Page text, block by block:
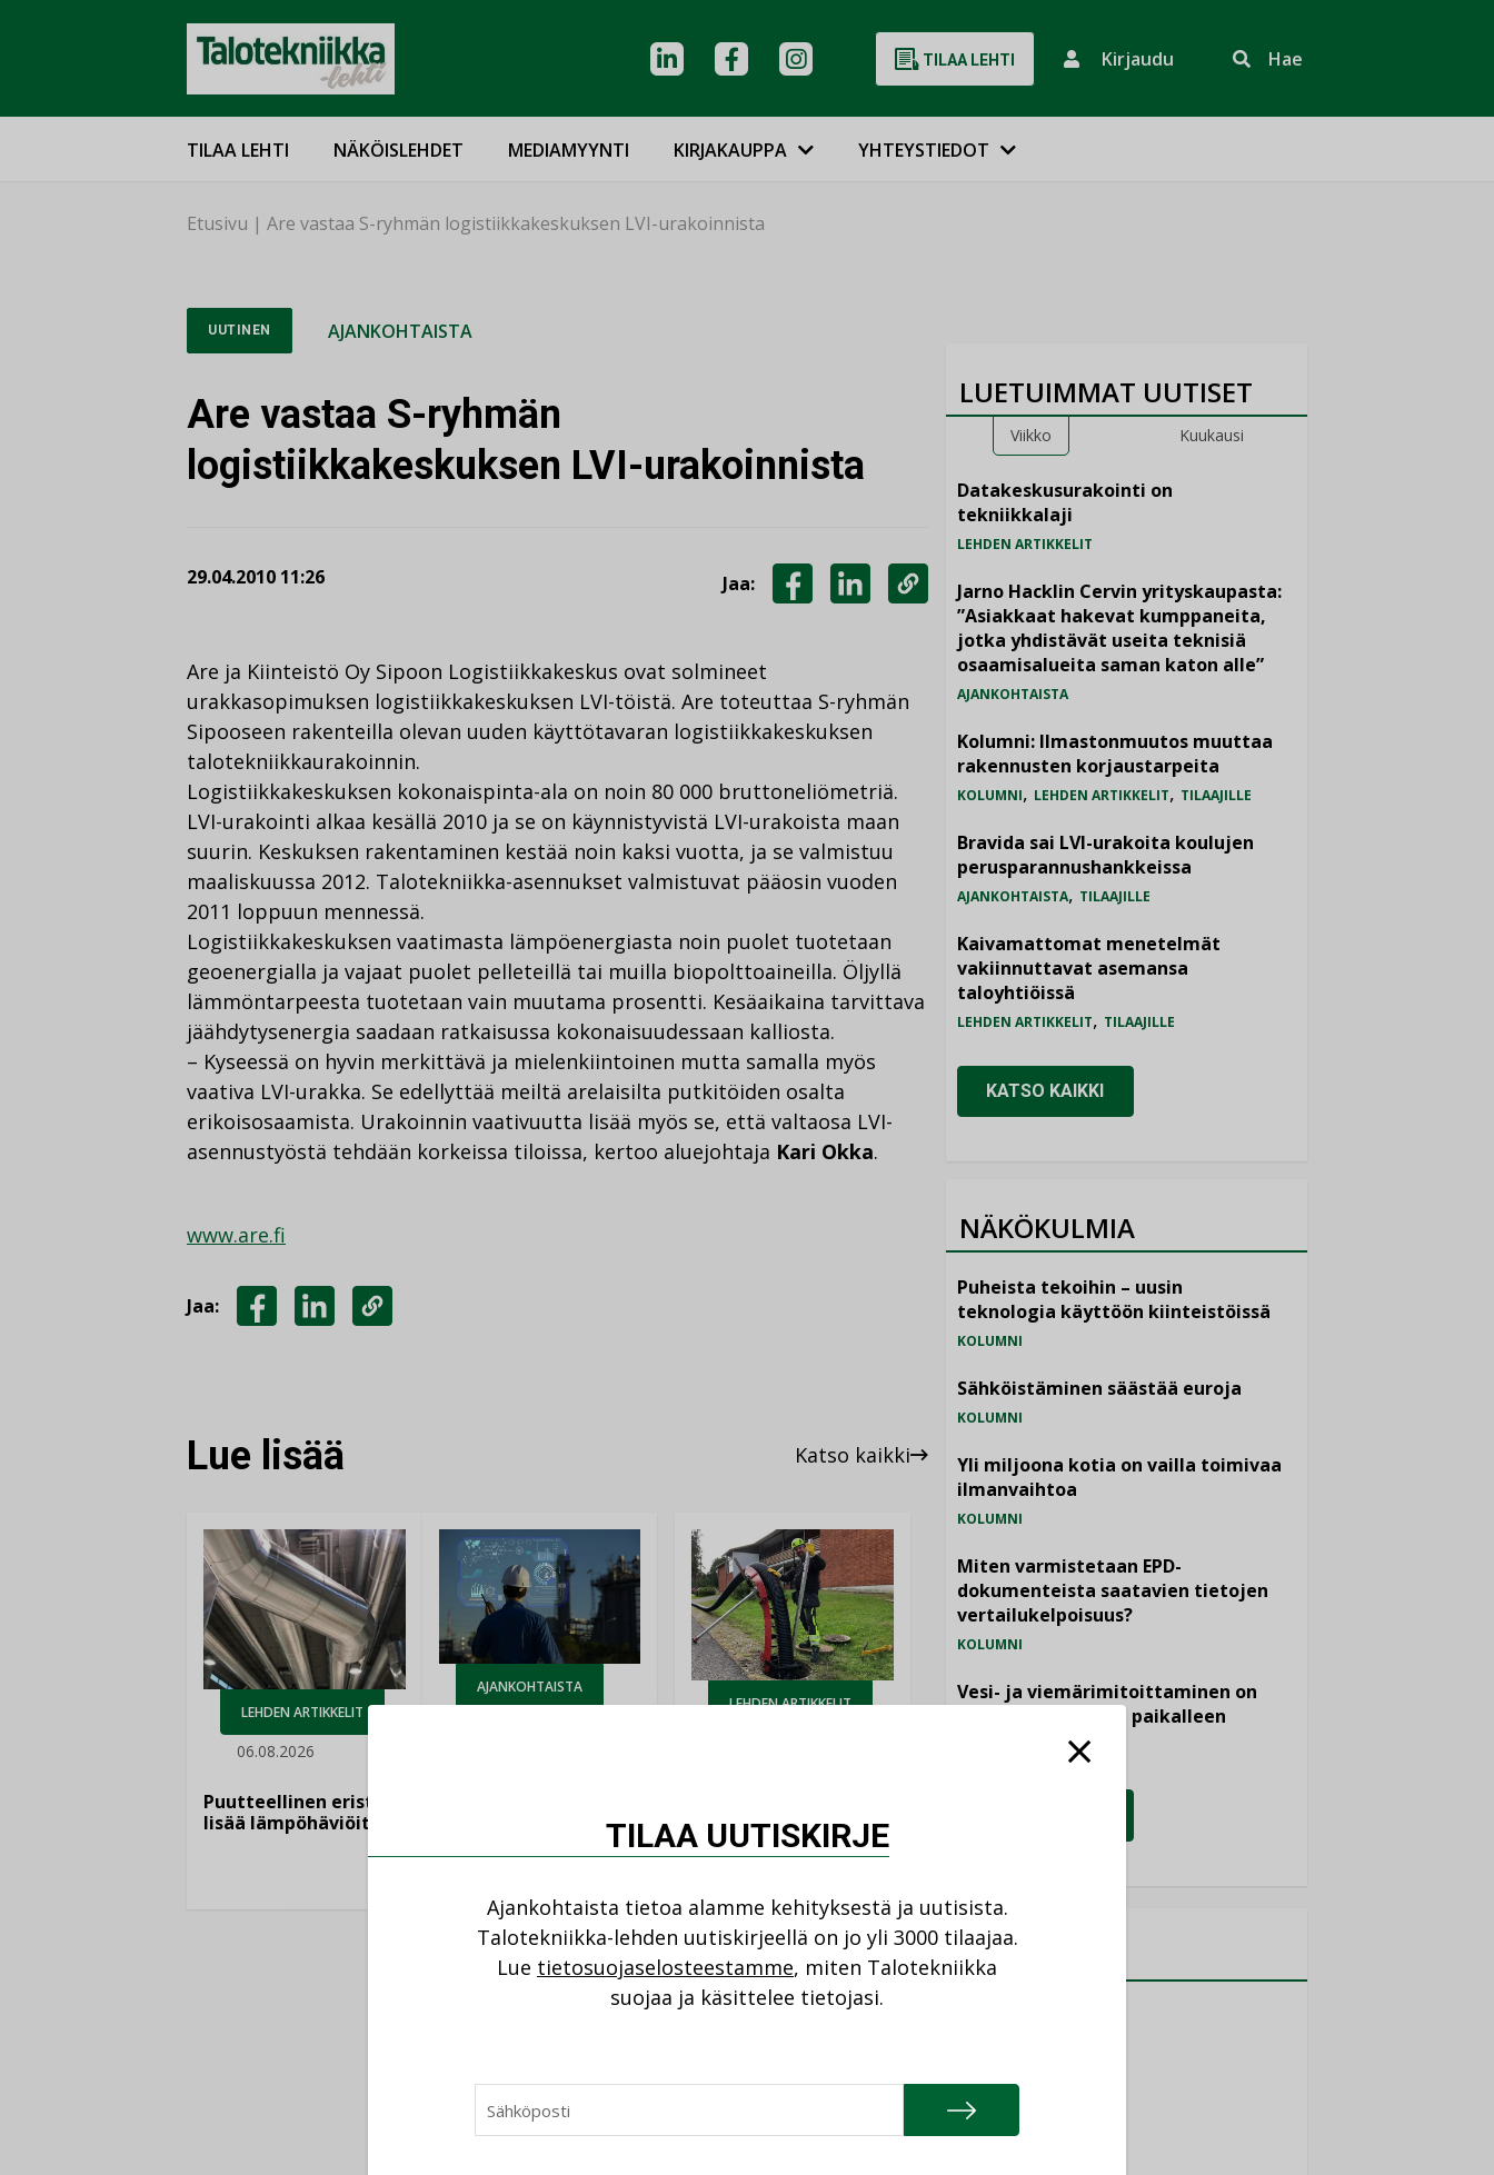
TILAA LEHTI Kirjaudu Hae
TILAA LEHTI NÄKÖISLEHDET MEDIAMYYNTI KIRJAKAUPPA YHTEYSTIEDOT
Etusivu | Are vastaa S-ryhmän logistiikkakeskuksen LVI-urakoinnista
UUTINEN AJANKOHTAISTA
Are vastaa S-ryhmän
logistiikkakeskuksen LVI-urakoinnista
29.04.2010 11:26 Jaa:
LINKEDINISSÄ
KOPIOI
LINKKI
Are ja Kiinteistö Oy Sipoon Logistiikkakeskus ovat solmineet
urakkasopimuksen logistiikkakeskuksen LVI-töistä. Are toteuttaa S-ryhmän
Sipooseen rakenteilla olevan uuden käyttötavaran logistiikkakeskuksen
talotekniikkaurakoinnin.
Logistiikkakeskuksen kokonaispinta-ala on noin 80 000 bruttoneliömetriä.
LVI-urakointi alkaa kesällä 2010 ja se on käynnistyvistä LVI-urakoista maan
suurin. Keskuksen rakentaminen kestää noin kaksi vuotta, ja se valmistuu
maaliskuussa 2012. Talotekniikka-asennukset valmistuvat pääosin vuoden
2011 loppuun mennessä.
Logistiikkakeskuksen vaatimasta lämpöenergiasta noin puolet tuotetaan
geoenergialla ja vajaat puolet pelleteillä tai muilla biopolttoaineilla. Öljyllä
lämmöntarpeesta tuotetaan vain muutama prosentti. Kesäaikaina tarvittava
jäähdytysenergia saadaan ratkaisussa kokonaisuudessaan kalliosta.
– Kyseessä on hyvin merkittävä ja mielenkiintoinen mutta samalla myös
vaativa LVI-urakka. Se edellyttää meiltä arelaisilta putkitöiden osalta
erikoisosaamista. Urakoinnin vaativuutta lisää myös se, että valtaosa LVI-
asennustyöstä tehdään korkeissa tiloissa, kertoo aluejohtaja Kari Okka.
www.are.fi
Jaa:
Lue lisää Katso kaikki
LEHDEN ARTIKKELIT
06.08.2026
Puutteellinen eristys
lisää lämpöhäviöitä
AJANKOHTAISTA
”Tulevat kilpailuedut
teknologiat tuodaan
LEHDEN ARTIKKELIT
vakiinnuttavat
asemansa
LUETUIMMAT UUTISET
Viikko Kuukausi
Datakeskusurakointi on
tekniikkalaji
LEHDEN ARTIKKELIT
Jarno Hacklin Cervin yrityskaupasta:
”Asiakkaat hakevat kumppaneita,
jotka yhdistävät useita teknisiä
osaamisalueita saman katon alle”
AJANKOHTAISTA
Kolumni: Ilmastonmuutos muuttaa
rakennusten korjaustarpeita
KOLUMNI, LEHDEN ARTIKKELIT, TILAAJILLE
Bravida sai LVI-urakoita koulujen
perusparannushankkeissa
AJANKOHTAISTA, TILAAJILLE
Kaivamattomat menetelmät
vakiinnuttavat asemansa
taloyhtiöissä
LEHDEN ARTIKKELIT, TILAAJILLE
KATSO KAIKKI
NÄKÖKULMIA
Puheista tekoihin – uusin
teknologia käyttöön kiinteistöissä
KOLUMNI
Sähköistäminen säästää euroja
KOLUMNI
Yli miljoona kotia on vailla toimivaa
ilmanvaihtoa
KOLUMNI
Miten varmistetaan EPD-
dokumenteista saatavien tietojen
vertailukelpoisuus?
KOLUMNI
Vesi- ja viemärimitoittaminen on
jämähtänyt ajassa paikalleen
NIMITYKSET
NIMITYKSET
TILAA UUTISKIRJE
Ajankohtaista tietoa alamme kehityksestä ja uutisista.
Talotekniikka-lehden uutiskirjeellä on jo yli 3000 tilaajaa.
Lue tietosuojaselosteestamme, miten Talotekniikka
suojaa ja käsittelee tietojasi.